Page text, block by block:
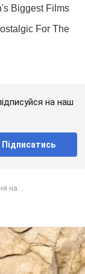
на наш
Підписатись
на...